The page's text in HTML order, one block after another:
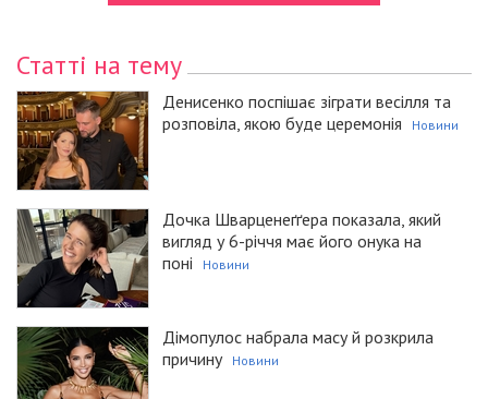
Статті на тему
Денисенко поспішає зіграти весілля та
розповіла, якою буде церемонія
Новини
Дочка Шварценеґґера показала, який
вигляд у 6-річчя має його онука на
поні
Новини
Дімопулос набрала масу й розкрила
причину
Новини